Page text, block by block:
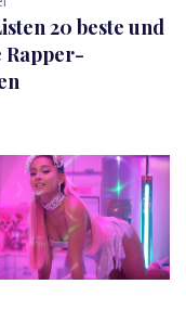
20 beste und
Rapper-